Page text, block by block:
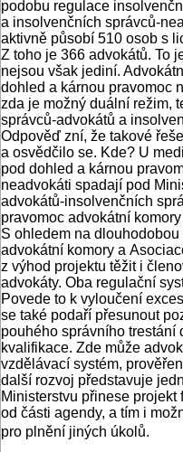
podobu regulace
a insolvenčních správců-
aktivně působí 510 osob s
Z toho je 366 advokátů. To
nejsou však jediní.
dohled a kárnou pravomoc
zda je možný duální režim,
správců-advokátů a
Odpověď zní, že takové
a osvědčilo se. Kde? U
pod dohled a kárnou
neadvokáti spadají pod
advokátů-insolvenčních
pravomoc advokátní
S ohledem na
advokátní komory a
z výhod projektu těžit i
advokáty. Oba regulační
Povede to k vyloučení
se také podaří přesunout
pouhého správního trestání
kvalifikace. Zde může
vzdělávací systém,
další rozvoj představuje
Ministerstvu přinese
od části agendy, a tím i
pro plnění jiných úkolů.